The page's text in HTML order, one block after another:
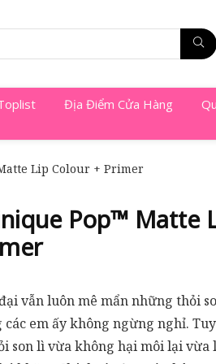
Địa Điểm Cửa Hàng
Lip Colour + Primer
Pop™ Matte
vẫn luôn mê mẩn những thỏi
các em ấy không ngừng nghỉ.
son lì vừa không hại môi lại vừa